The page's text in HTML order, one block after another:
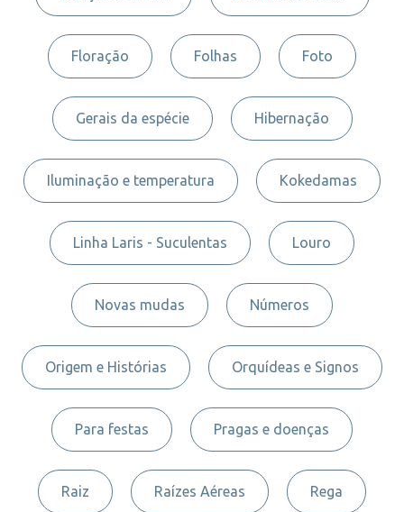
Floração Folhas Foto
Gerais da espécie Hibernação
Iluminação e temperatura Kokedamas
Linha Laris - Suculentas Louro
Novas mudas Números
Origem e Histórias Orquídeas e Signos
Para festas Pragas e doenças
Raiz Raízes Aéreas Rega